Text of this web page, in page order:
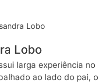
Lobo
larga experiência no
ao lado do pai, o